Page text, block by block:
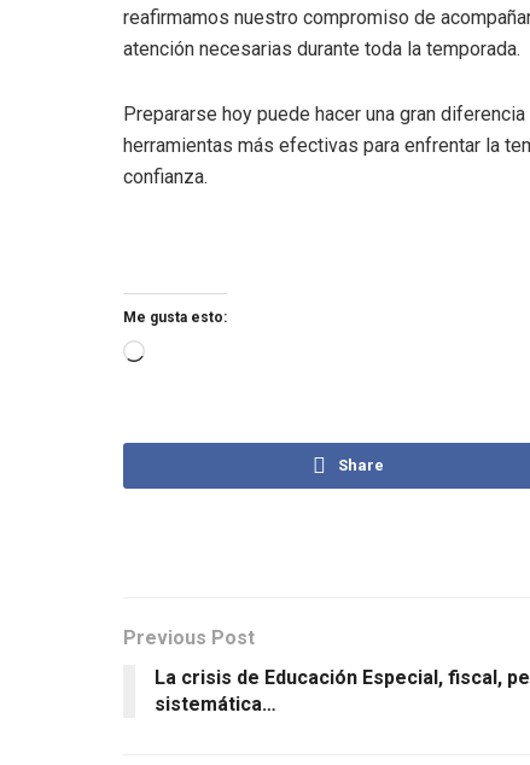
reafirmamos nuestro compromiso de
atención necesarias durante toda la temporada.
Prepararse hoy puede hacer una gran
herramientas más efectivas para enfrentar la
confianza.
Me gusta esto:
Share
Previous Post
La crisis de Educación Especial, fiscal,
sistemática…